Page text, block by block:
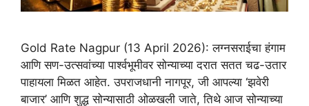
Gold Rate Nagpur (13 April 2026): लग्नसराईचा हंगाम
आणि सण-उत्सवांच्या पार्श्वभूमीवर सोन्याच्या दरात सतत चढ-उतार
पाहायला मिळत आहेत. उपराजधानी नागपूर, जी आपल्या ‘झवेरी
बाजार’ आणि शुद्ध सोन्यासाठी ओळखली जाते, तिथे आज सोन्याच्या